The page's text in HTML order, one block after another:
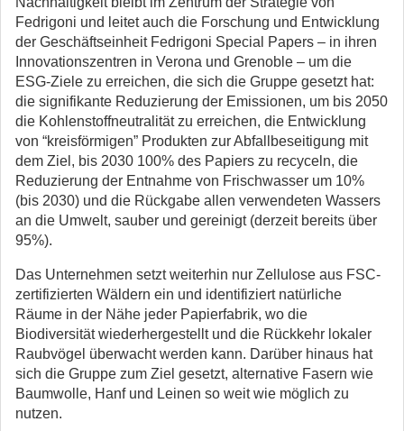
Fedrigoni und leitet auch die Forschung und Entwicklung
der Geschäftseinheit Fedrigoni Special Papers – in ihren
Innovationszentren in Verona und Grenoble – um die
ESG-Ziele zu erreichen, die sich die Gruppe gesetzt hat:
die signifikante Reduzierung der Emissionen, um bis 2050
die Kohlenstoffneutralität zu erreichen, die Entwicklung
von “kreisförmigen” Produkten zur Abfallbeseitigung mit
dem Ziel, bis 2030 100% des Papiers zu recyceln, die
Reduzierung der Entnahme von Frischwasser um 10%
(bis 2030) und die Rückgabe allen verwendeten Wassers
an die Umwelt, sauber und gereinigt (derzeit bereits über
95%).
Das Unternehmen setzt weiterhin nur Zellulose aus FSC-
zertifizierten Wäldern ein und identifiziert natürliche
Räume in der Nähe jeder Papierfabrik, wo die
Biodiversität wiederhergestellt und die Rückkehr lokaler
Raubvögel überwacht werden kann. Darüber hinaus hat
sich die Gruppe zum Ziel gesetzt, alternative Fasern wie
Baumwolle, Hanf und Leinen so weit wie möglich zu
nutzen.